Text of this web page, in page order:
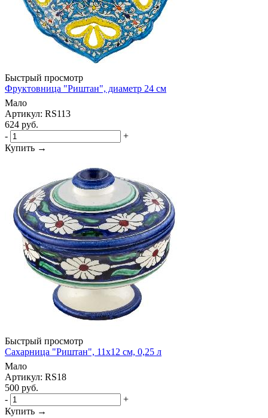
Быстрый просмотр
Фруктовница "Риштан", диаметр 24 см
Мало
Артикул: RS113
624 руб.
-
+
Купить →
Быстрый просмотр
Сахарница "Риштан", 11х12 см, 0,25 л
Мало
Артикул: RS18
500 руб.
-
+
Купить →